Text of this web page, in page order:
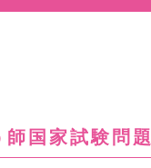
国家試験問題